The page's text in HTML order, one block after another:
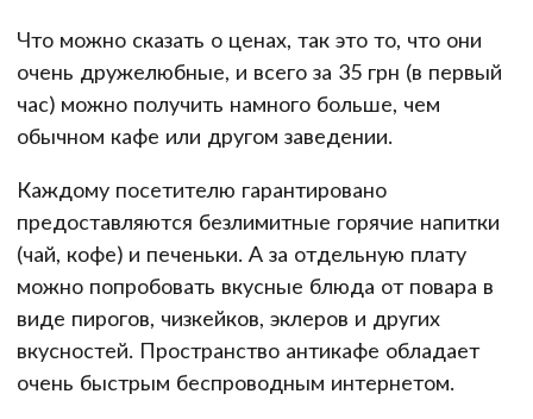
Что можно сказать о ценах, так это то, что они
очень дружелюбные, и всего за 35 грн (в первый
час) можно получить намного больше, чем
обычном кафе или другом заведении.
Каждому посетителю гарантировано
предоставляются безлимитные горячие напитки
(чай, кофе) и печеньки. А за отдельную плату
можно попробовать вкусные блюда от повара в
виде пирогов, чизкейков, эклеров и других
вкусностей. Пространство антикафе обладает
очень быстрым беспроводным интернетом.